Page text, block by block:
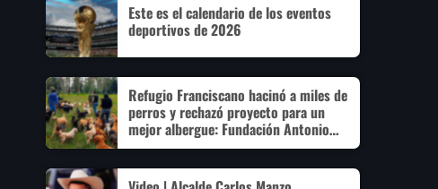
Este es el calendario de los eventos
deportivos de 2026
Refugio Franciscano hacinó a miles de
perros y rechazó proyecto para un
mejor albergue: Fundación Antonio
Hagenbeck